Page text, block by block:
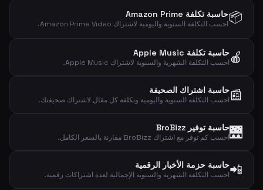
📦حاسبة تكلفة Amazon Prime
احسب التكلفة السنوية واليومية لاشتراك Amazon Prime Video.
🍎حاسبة تكلفة Apple Music
احسب التكلفة الشهرية والسنوية لاشتراك Apple Music.
📰حاسبة اشتراك الصحيفة
احسب التكلفة السنوية واليومية وتكلفة كل مقال لاشتراك صحيفتك.
🌉حاسبة توفير BroBizz
احسب كم توفر مع اشتراك BroBizz مقارنة بالسعر الكامل.
📲حاسبة حزمة الأخبار الرقمية
احسب التكلفة الشهرية والسنوية الإجمالية لعدة اشتراكات رقمية.